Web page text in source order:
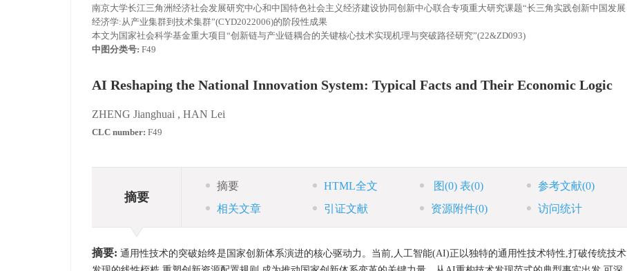
南京大学长江三角洲经济社会发展研究中心和中国特色社会主义经济建设协同创新中心联合专项重大研究课题“长三角实践创新中国发展
经济学:从产业集群到技术集群”(CYD2022006)的阶段性成果
本文为国家社会科学基金重大项目“创新链与产业链耦合的关键核心技术实现机理与突破路径研究”(22&ZD093)
中图分类号: F49
AI Reshaping the National Innovation System: Typical Facts and Their Economic Logic
ZHENG Jianghuai , HAN Lei
CLC number: F49
摘要
摘要 HTML全文 图(0) 表(0) 参考文献(0)
相关文章
引证文献 资源附件(0) 访问统计
摘要: 通用性技术的突破始终是国家创新体系演进的核心驱动力。当前,人工智能(AI)正以独特的通用性技术特性,打破传统技术